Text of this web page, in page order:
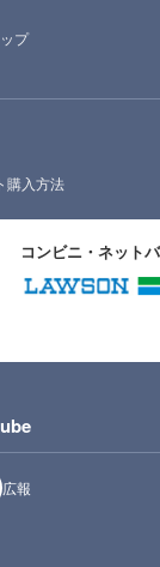
プ
購入方法
コンビニ・ネット
広報